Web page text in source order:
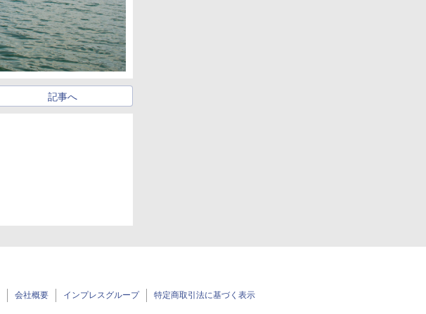
記事へ
会社概要 インプレスグループ 特定商取引法に基づく表示